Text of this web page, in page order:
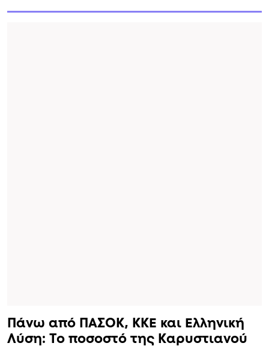
Πάνω από ΠΑΣΟΚ, ΚΚΕ και Ελληνική
Λύση: Το ποσοστό της Καρυστιανού